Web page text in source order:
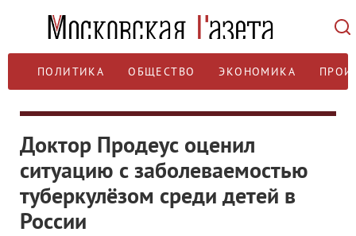
ПОЛИТИКА ОБЩЕСТВО ЭКОНОМИКА
Доктор Продеус оценил
ситуацию с заболеваемостью
туберкулёзом среди детей в
России